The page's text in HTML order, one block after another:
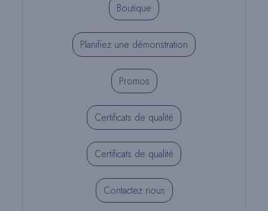
Boutique
Planifiez une démonstration
Promos
Certificats de qualité
Certificats de qualité
Contactez nous